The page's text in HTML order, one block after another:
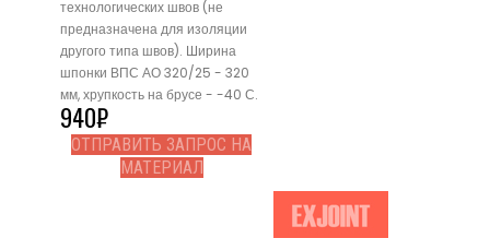
технологических швов (не
предназначена для изоляции
другого типа швов). Ширина
шпонки ВПС АО 320/25 - 320
мм, хрупкость на брусе - -40 С.
940₽
ОТПРАВИТЬ ЗАПРОС НА
МАТЕРИАЛ